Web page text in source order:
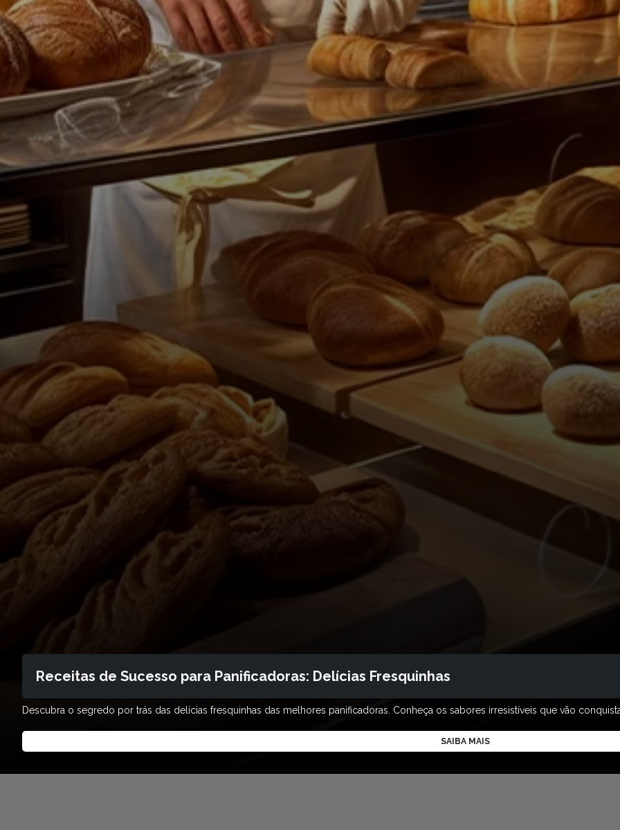
Receitas de Sucesso para Panificadoras: Delícias Fresquinhas
Descubra o segredo por trás das delícias fresquinhas das melhores panificadoras. Conheça os sabores irresistíveis que vão
SAIBA MAIS